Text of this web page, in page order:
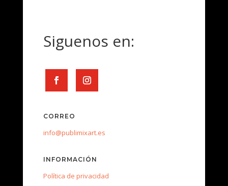
Siguenos en:
CORREO
info@publimixart.es
INFORMACIÓN
Política de privacidad